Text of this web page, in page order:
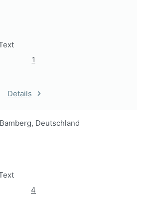
1
Details
Bamberg, Deutschland
4